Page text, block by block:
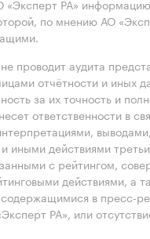
«Эксперт РА»
по мнению АО
проводит аудита
отчётности и иных
за их точность и
ответственности в
выводами,
иными действиями
с рейтингом,
действиями, а
в пресс-
РА», или